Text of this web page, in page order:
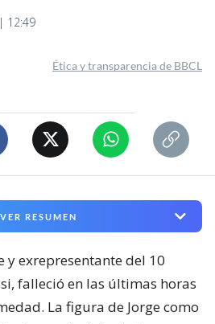
12:49
Ética y transparencia de BBCL
VER RESUMEN
y exrepresentante del 10
falleció en las últimas horas
La figura de Jorge como